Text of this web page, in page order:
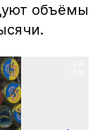
объёмы